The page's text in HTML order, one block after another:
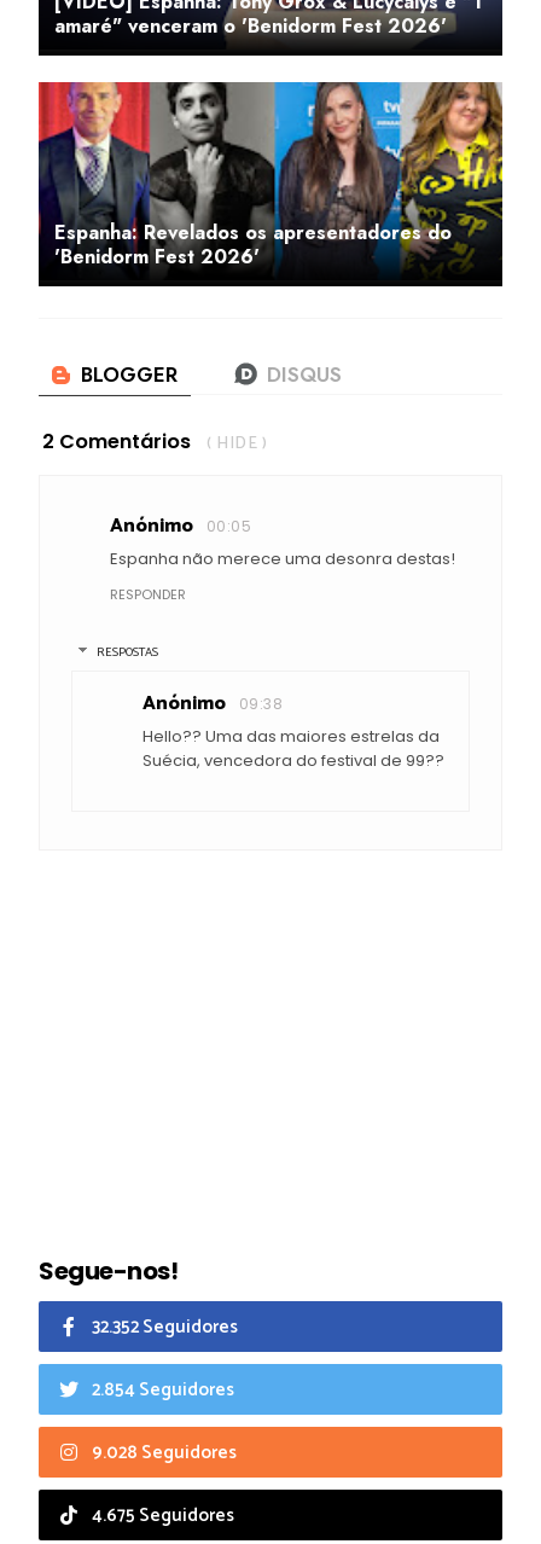
amaré" venceram o 'Benidorm Fest 2026'
Espanha: Revelados os apresentadores do
'Benidorm Fest 2026'
2 Comentários ( HIDE )
Anónimo 00:05
Espanha não merece uma desonra destas!
RESPONDER
RESPOSTAS
Anónimo 09:38
Hello?? Uma das maiores estrelas da
Suécia, vencedora do festival de 99??
Segue-nos!
32.352 Seguidores
2.854 Seguidores
9.028 Seguidores
4.675 Seguidores